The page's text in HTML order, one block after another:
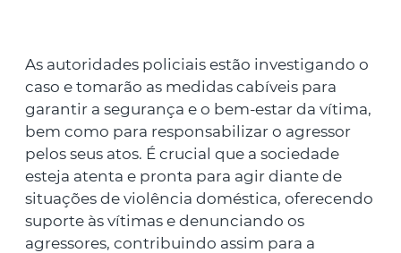
As autoridades policiais estão investigando o
caso e tomarão as medidas cabíveis para
garantir a segurança e o bem-estar da vítima,
bem como para responsabilizar o agressor
pelos seus atos. É crucial que a sociedade
esteja atenta e pronta para agir diante de
situações de violência doméstica, oferecendo
suporte às vítimas e denunciando os
agressores, contribuindo assim para a